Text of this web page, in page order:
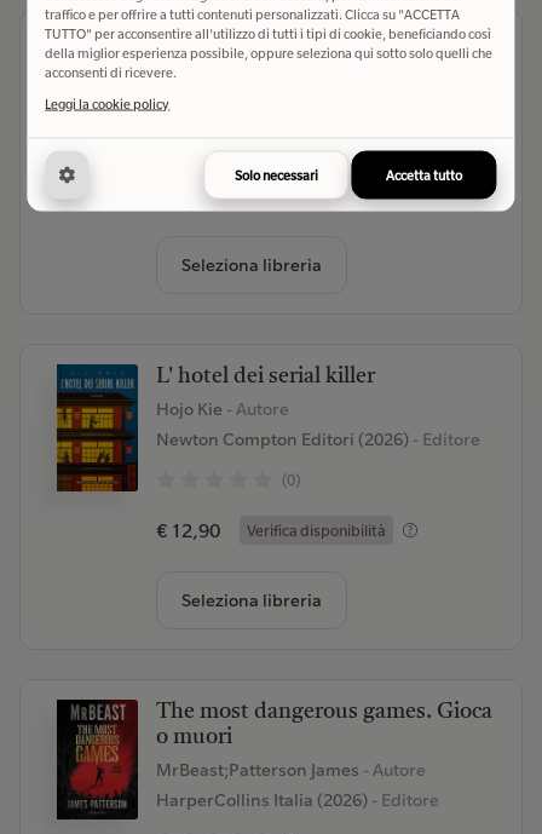
Smiley
Mitei Hattori
Coconino Press (2026)
€ 18,90 Verifica disponibilità
Seleziona libreria
L' hotel dei serial killer
Hojo Kie - Autore
Newton Compton Editori (2026)- Editore
(0)
€ 12,90 Verifica disponibilità
Seleziona libreria
The most dangerous games. Gioca
o muori
MrBeast;Patterson James - Autore
HarperCollins Italia (2026)- Editore
traffico e per offrire a tutti contenuti personalizzati. Clicca su "ACCETTA
TUTTO" per acconsentire all'utilizzo di tutti i tipi di cookie, beneficiando così
della miglior esperienza possibile, oppure seleziona qui sotto solo quelli che
acconsenti di ricevere.
Leggi la cookie policy
Solo necessari Accetta tutto